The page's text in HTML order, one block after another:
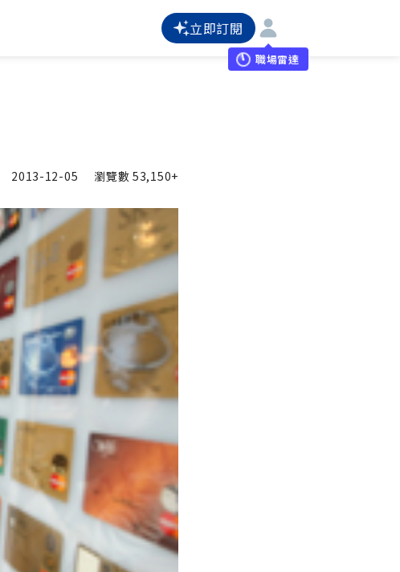
立即訂閱
職場雷達
2013-12-05 瀏覽數53,150+